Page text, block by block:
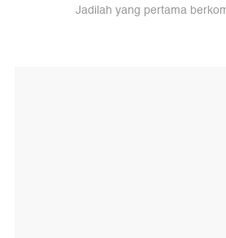
Jadilah yang pertama